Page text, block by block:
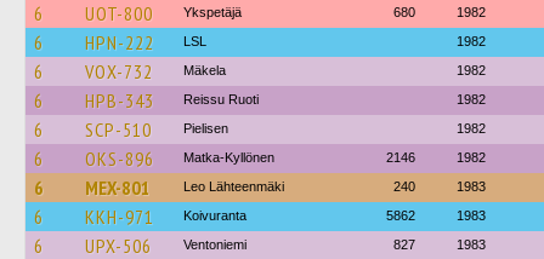
6 UOT-800 Ykspetäjä 680 1982
6 HPN-222 LSL 1982
6 VOX-732 Mäkela 1982
6 HPB-343 Reissu Ruoti 1982
6 SCP-510 Pielisen 1982
6 OKS-896 Matka-Kyllönen 2146 1982
6 MEX-801 Leo Lähteenmäki 240 1983
6 KKH-971 Koivuranta 5862 1983
6 UPX-506 Ventoniemi 827 1983